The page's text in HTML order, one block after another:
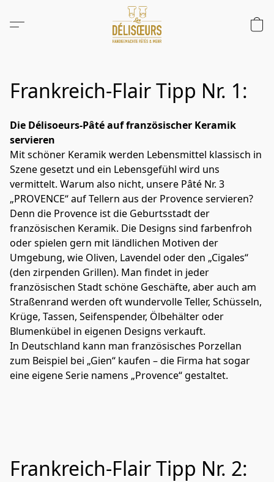
Frankreich-Flair Tipp Nr. 1:
Die Délisoeurs-Pâté auf französischer Keramik
servieren
Mit schöner Keramik werden Lebensmittel klassisch in
Szene gesetzt und ein Lebensgefühl wird uns
vermittelt. Warum also nicht, unsere Pâté Nr. 3
„PROVENCE“ auf Tellern aus der Provence servieren?
Denn die Provence ist die Geburtsstadt der
französischen Keramik. Die Designs sind farbenfroh
oder spielen gern mit ländlichen Motiven der
Umgebung, wie Oliven, Lavendel oder den „Cigales“
(den zirpenden Grillen). Man findet in jeder
französischen Stadt schöne Geschäfte, aber auch am
Straßenrand werden oft wundervolle Teller, Schüsseln,
Krüge, Tassen, Seifenspender, Ölbehälter oder
Blumenkübel in eigenen Designs verkauft.
In Deutschland kann man französisches Porzellan
zum Beispiel bei „Gien“ kaufen – die Firma hat sogar
eine eigene Serie namens „Provence“ gestaltet.
Frankreich-Flair Tipp Nr. 2: